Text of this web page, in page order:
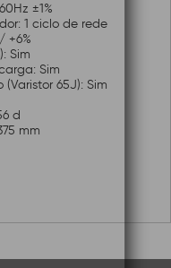
±1%
1 ciclo de rede
+6%
Sim
Sim
65J): Sim
d
mm